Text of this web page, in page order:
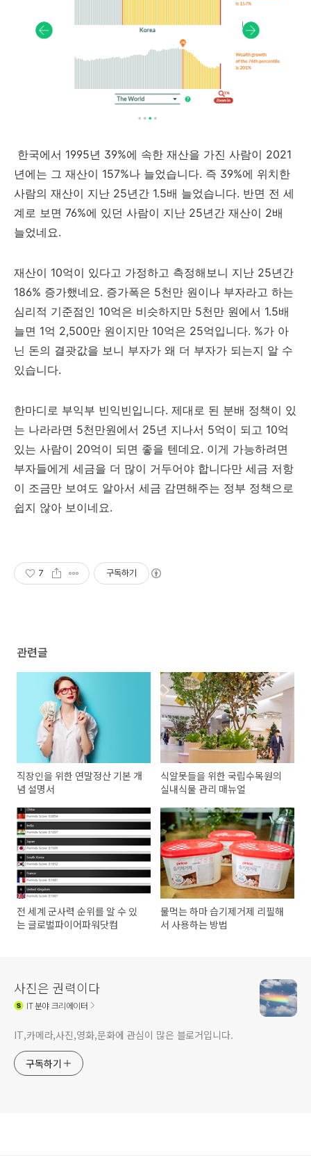
한국에서 1995년 39%에 속한 재산을 가진 사람이 2021
년에는 그 재산이 157%나 늘었습니다. 즉 39%에 위치한
사람의 재산이 지난 25년간 1.5배 늘었습니다. 반면 전 세
계로 보면 76%에 있던 사람이 지난 25년간 재산이 2배
늘었네요.
재산이 10억이 있다고 가정하고 측정해보니 지난 25년간
186% 증가했네요. 증가폭은 5천만 원이나 부자라고 하는
심리적 기준점인 10억은 비슷하지만 5천만 원에서 1.5배
늘면 1억 2,500만 원이지만 10억은 25억입니다. %가 아
닌 돈의 결괏값을 보니 부자가 왜 더 부자가 되는지 알 수
있습니다.
한마디로 부익부 빈익빈입니다. 제대로 된 분배 정책이 있
는 나라라면 5천만원에서 25년 지나서 5억이 되고 10억
있는 사람이 20억이 되면 좋을 텐데요. 이게 가능하려면
부자들에게 세금을 더 많이 거두어야 합니다만 세금 저항
이 조금만 보여도 알아서 세금 감면해주는 정부 정책으로
쉽지 않아 보이네요.
7 구독하기
관련글
직장인을 위한 연말정산 기본 개
념 설명서
식알못들을 위한 국립수목원의
실내식물 관리 매뉴얼
전 세계 군사력 순위를 알 수 있
는 글로벌파이어파워닷컴
물먹는 하마 습기제거제 리필해
서 사용하는 방법
사진은 권력이다
IT분야 크리에이터
IT,카메라,사진,영화,문화에 관심이 많은 블로거입니다.
구독하기